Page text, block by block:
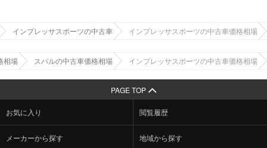
インプレッサスポーツの中古車 インプレッサスポーツの中古車価格相場
相場 スバルの中古車価格相場 インプレッサスポーツの中古車価格相場
PAGE TOP
お気に入り 閲覧履歴
メーカーから探す 地域から探す